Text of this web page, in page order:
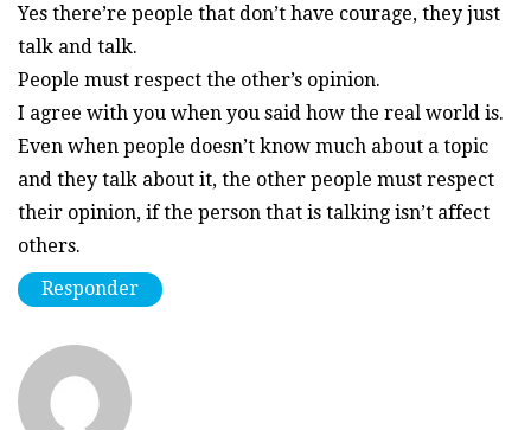
Yes there’re people that don’t have courage, they just
talk and talk.
People must respect the other’s opinion.
I agree with you when you said how the real world is.
Even when people doesn’t know much about a topic
and they talk about it, the other people must respect
their opinion, if the person that is talking isn’t affect
others.
Responder